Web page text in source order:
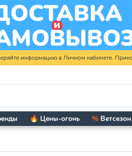
информацию в Личном кабинете.
🔥 Цены-огонь % Ветсезон